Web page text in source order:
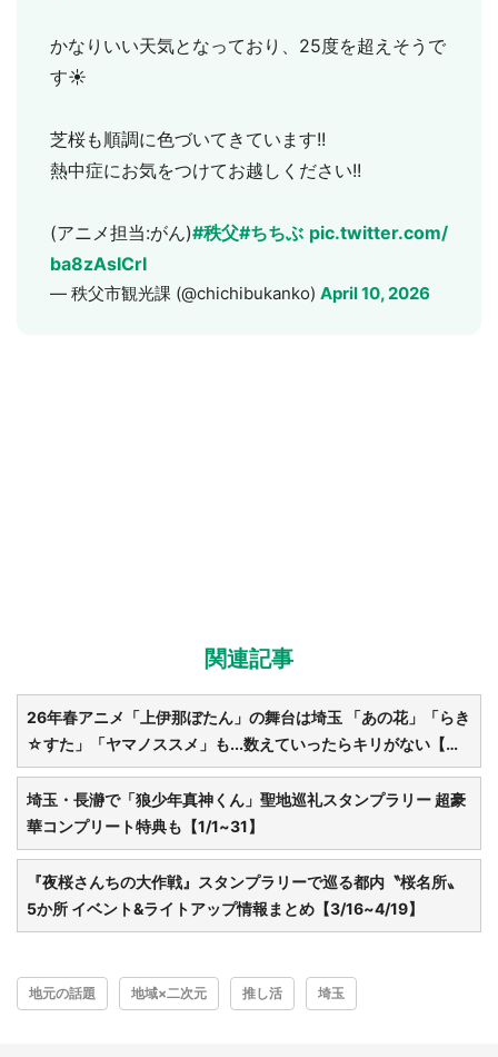
かなりいい天気となっており、25度を超えそうで
す☀️
芝桜も順調に色づいてきています!!
熱中症にお気をつけてお越しください!!
(アニメ担当:がん)#秩父#ちちぶ pic.twitter.com/
ba8zAsICrI
— 秩父市観光課 (@chichibukanko) April 10, 2026
関連記事
26年春アニメ「上伊那ぼたん」の舞台は埼玉 「あの花」「らき
☆すた」「ヤマノススメ」も...数えていったらキリがない【埼
玉が舞台の二次元まとめ】
埼玉・長瀞で「狼少年真神くん」聖地巡礼スタンプラリー 超豪
華コンプリート特典も【1/1~31】
『夜桜さんちの大作戦』スタンプラリーで巡る都内〝桜名所〟
5か所 イベント&ライトアップ情報まとめ【3/16~4/19】
地元の話題 地域×二次元 推し活 埼玉